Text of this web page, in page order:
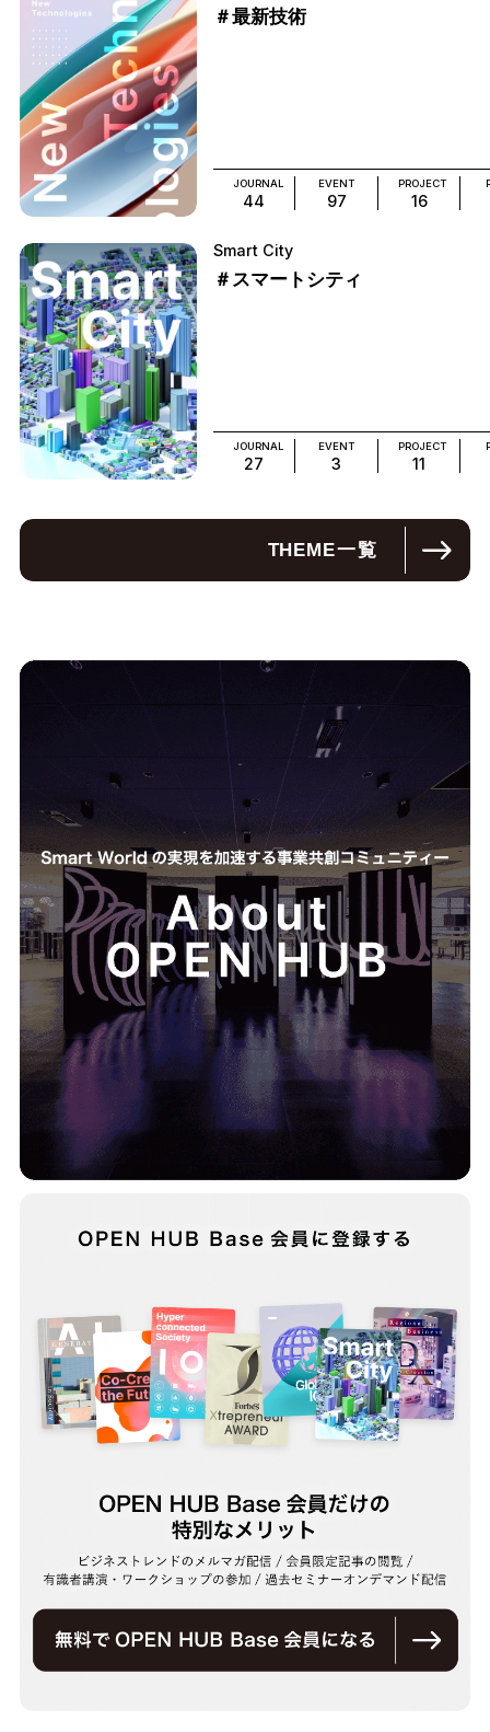
＃最新技術
JOURNAL
44
EVENT
97
PROJECT
16
Smart City
＃スマートシティ
JOURNAL
27
EVENT
3
PROJECT
11
THEME一覧